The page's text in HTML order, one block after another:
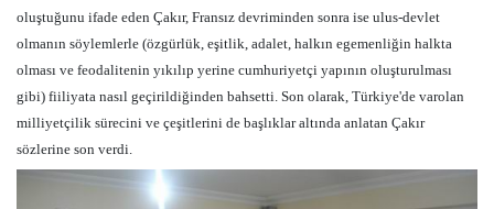
oluştuğunu ifade eden Çakır, Fransız devriminden sonra ise ulus-devlet
olmanın söylemlerle (özgürlük, eşitlik, adalet, halkın egemenliğin halkta
olması ve feodalitenin yıkılıp yerine cumhuriyetçi yapının oluşturulması
gibi) fiiliyata nasıl geçirildiğinden bahsetti. Son olarak, Türkiye'de varolan
milliyetçilik sürecini ve çeşitlerini de başlıklar altında anlatan Çakır
sözlerine son verdi.